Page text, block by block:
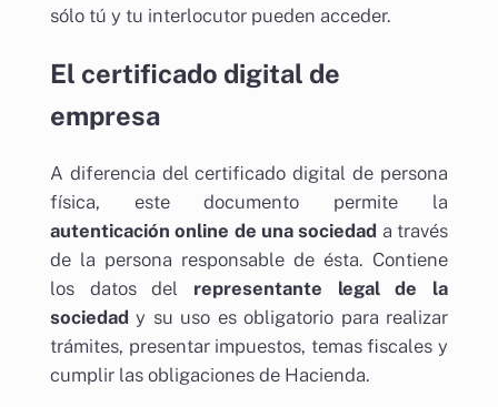
sólo tú y tu interlocutor pueden acceder.
El certificado digital de
empresa
A diferencia del certificado digital de persona
física, este documento permite la
autenticación online de una sociedad a través
de la persona responsable de ésta. Contiene
los datos del representante legal de la
sociedad y su uso es obligatorio para realizar
trámites, presentar impuestos, temas fiscales y
cumplir las obligaciones de Hacienda.